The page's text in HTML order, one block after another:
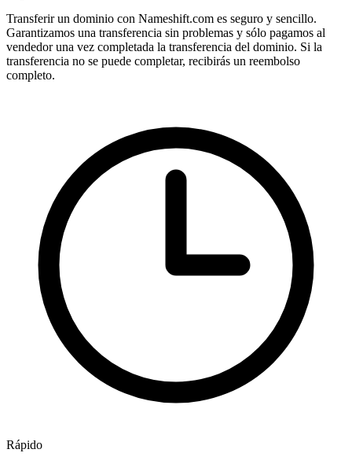
Transferir un dominio con Nameshift.com es seguro y sencillo.
Garantizamos una transferencia sin problemas y sólo pagamos al
vendedor una vez completada la transferencia del dominio. Si la
transferencia no se puede completar, recibirás un reembolso
completo.
Rápido